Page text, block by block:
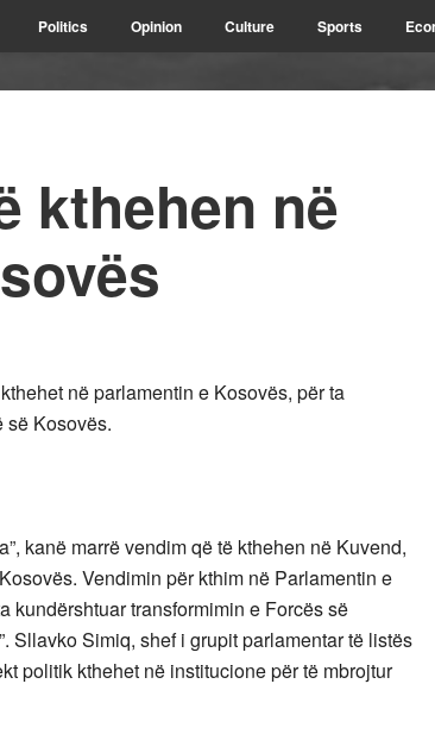
Politics Opinion Culture Sports
kthehen në
në parlamentin e Kosovës, për ta
së Kosovës.
kanë marrë vendim që të kthehen në Kuvend,
Vendimin për kthim në Parlamentin e
kundërshtuar transformimin e Forcës së
Sllavko Simiq, shef i grupit parlamentar të listës
politik kthehet në institucione për të mbrojtur